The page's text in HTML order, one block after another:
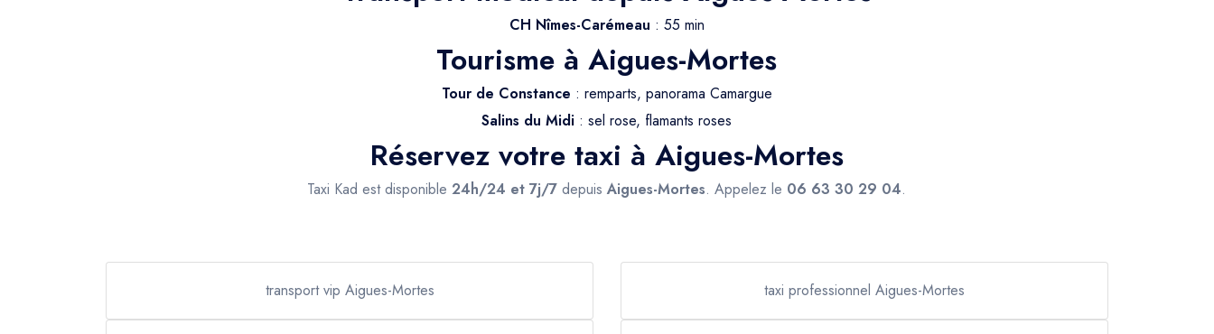
CH Nîmes-Carémeau : 55 min
Tourisme à Aigues-Mortes
Tour de Constance : remparts, panorama Camargue
Salins du Midi : sel rose, flamants roses
Réservez votre taxi à Aigues-Mortes
Taxi Kad est disponible24h/24 et 7j/7 depuisAigues-Mortes. Appelez le 06 63 30 29 04.
transport vip Aigues-Mortes taxi professionnel Aigues-Mortes